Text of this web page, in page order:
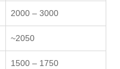
2000 – 3000
~2050
1500 – 1750